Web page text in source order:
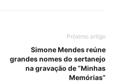
Próximo artigo
Simone Mendes reúne
grandes nomes do sertanejo
na gravação de “Minhas
Memórias”